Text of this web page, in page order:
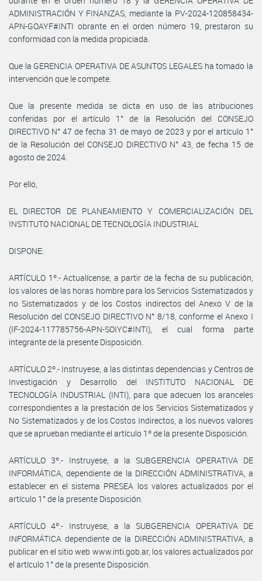
ADMINISTRACIÓN Y FINANZAS, mediante la PV-2024-120858434-
APN-GOAYF#INTI obrante en el orden número 19, prestaron su
conformidad con la medida propiciada.
Que la GERENCIA OPERATIVA DE ASUNTOS LEGALES ha tomado la
intervención que le compete.
Que la presente medida se dicta en uso de las atribuciones
conferidas por el artículo 1° de la Resolución del CONSEJO
DIRECTIVO N° 47 de fecha 31 de mayo de 2023 y por el artículo 1°
de la Resolución del CONSEJO DIRECTIVO N° 43, de fecha 15 de
agosto de 2024.
Por ello,
EL DIRECTOR DE PLANEAMIENTO Y COMERCIALIZACIÓN DEL
INSTITUTO NACIONAL DE TECNOLOGÍA INDUSTRIAL
DISPONE:
ARTÍCULO 1º.- Actualícense, a partir de la fecha de su publicación,
los valores de las horas hombre para los Servicios Sistematizados y
no Sistematizados y de los Costos indirectos del Anexo V de la
Resolución del CONSEJO DIRECTIVO N° 8/18, conforme el Anexo I
(IF-2024-117785756-APN-SOIYC#INTI), el cual forma parte
integrante de la presente Disposición.
ARTÍCULO 2º.- Instruyese, a las distintas dependencias y Centros de
Investigación y Desarrollo del INSTITUTO NACIONAL DE
TECNOLOGÍA INDUSTRIAL (INTI), para que adecuen los aranceles
correspondientes a la prestación de los Servicios Sistematizados y
No Sistematizados y de los Costos Indirectos, a los nuevos valores
que se aprueban mediante el artículo 1º de la presente Disposición.
ARTÍCULO 3º.- Instruyese, a la SUBGERENCIA OPERATIVA DE
INFORMÁTICA, dependiente de la DIRECCIÓN ADMINISTRATIVA, a
establecer en el sistema PRESEA los valores actualizados por el
artículo 1° de la presente Disposición.
ARTÍCULO 4º.- Instruyese, a la SUBGERENCIA OPERATIVA DE
INFORMÁTICA dependiente de la DIRECCIÓN ADMINISTRATIVA, a
publicar en el sitio web www.inti.gob.ar, los valores actualizados por
el artículo 1° de la presente Disposición.